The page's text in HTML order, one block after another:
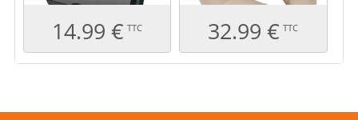
14.99 € TTC 32.99 € TTC